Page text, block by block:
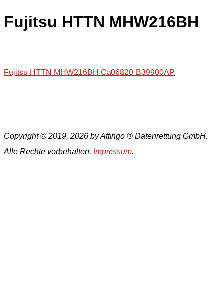
Fujitsu HTTN MHW216BH
Fujitsu HTTN MHW216BH Ca06820-B39900AP
Copyright © 2019, 2026 by Attingo ® Datenrettung GmbH.
Alle Rechte vorbehalten. Impressum.